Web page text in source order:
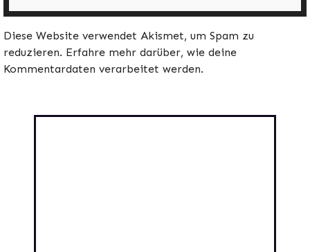
Diese Website verwendet Akismet, um Spam zu
reduzieren. Erfahre mehr darüber, wie deine
Kommentardaten verarbeitet werden.